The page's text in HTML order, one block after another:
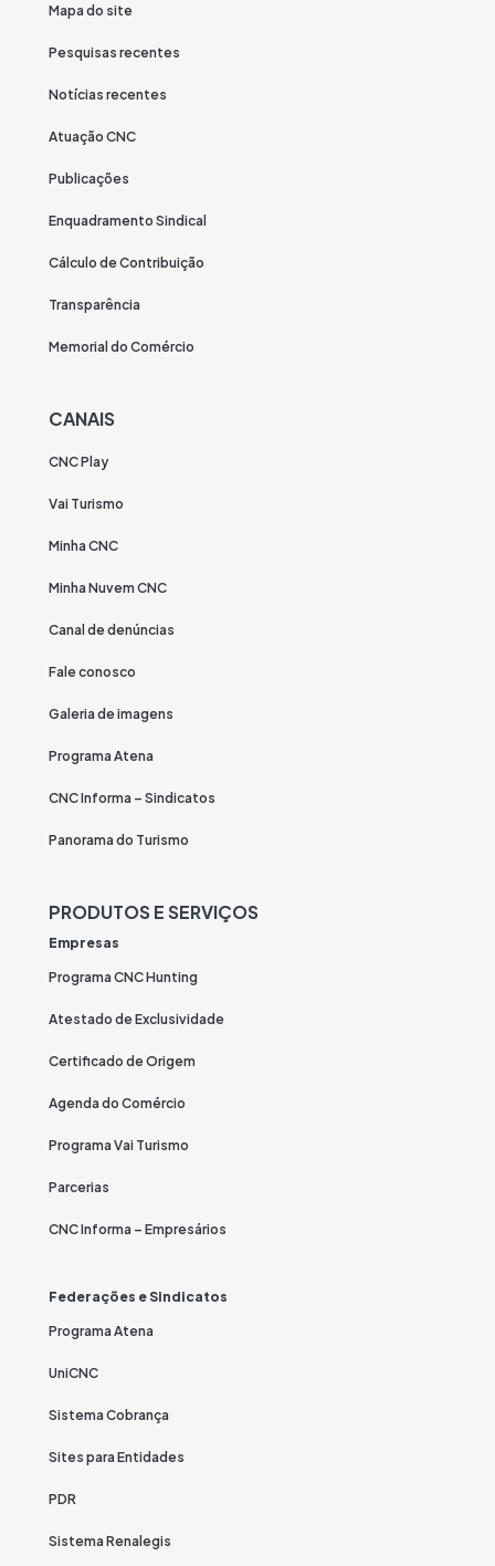
Mapa do site
Pesquisas recentes
Notícias recentes
Atuação CNC
Publicações
Enquadramento Sindical
Cálculo de Contribuição
Transparência
Memorial do Comércio
CANAIS
CNC Play
Vai Turismo
Minha CNC
Minha Nuvem CNC
Canal de denúncias
Fale conosco
Galeria de imagens
Programa Atena
CNC Informa – Sindicatos
Panorama do Turismo
PRODUTOS E SERVIÇOS
Empresas
Programa CNC Hunting
Atestado de Exclusividade
Certificado de Origem
Agenda do Comércio
Programa Vai Turismo
Parcerias
CNC Informa – Empresários
Federações e Sindicatos
Programa Atena
UniCNC
Sistema Cobrança
Sites para Entidades
PDR
Sistema Renalegis